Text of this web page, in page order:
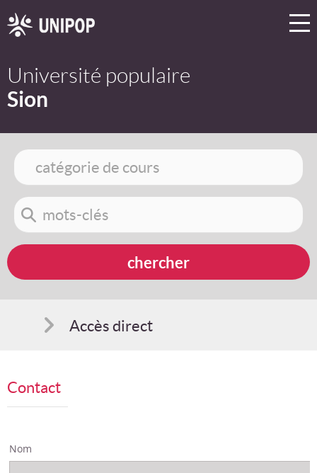
Université populaire
Sion
Accès direct
Contact
Nom